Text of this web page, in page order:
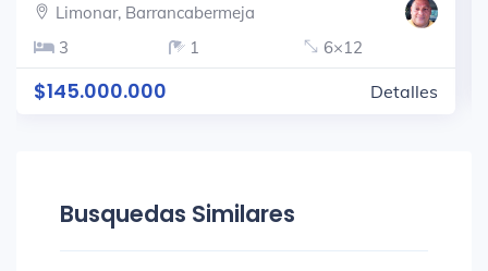
Limonar, Barrancabermeja
3
1 6×12
$145.000.000 Detalles
Busquedas Similares